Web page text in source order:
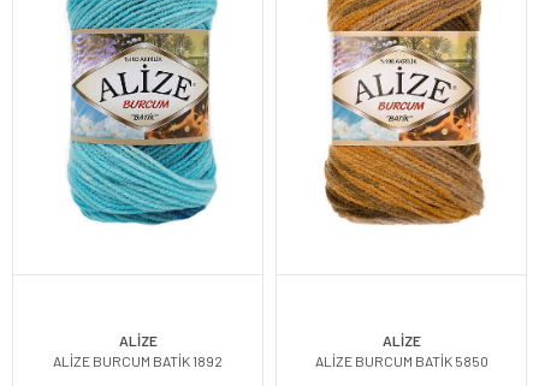
ALİZE
ALİZE BURCUM BATİK 1892
ALİZE
ALİZE BURCUM BATİK 5850